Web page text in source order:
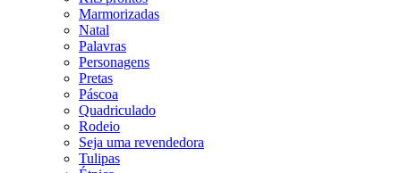
Marmorizadas
Natal
Palavras
Personagens
Pretas
Páscoa
Quadriculado
Rodeio
Seja uma revendedora
Tulipas